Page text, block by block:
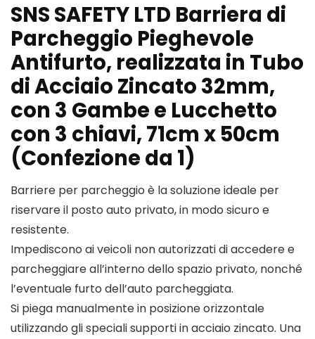
SNS SAFETY LTD Barriera di
Parcheggio Pieghevole
Antifurto, realizzata in Tubo
di Acciaio Zincato 32mm,
con 3 Gambe e Lucchetto
con 3 chiavi, 71cm x 50cm
(Confezione da 1)
Barriere per parcheggio è la soluzione ideale per
riservare il posto auto privato, in modo sicuro e
resistente.
Impediscono ai veicoli non autorizzati di accedere e
parcheggiare all’interno dello spazio privato, nonché
l’eventuale furto dell’auto parcheggiata.
Si piega manualmente in posizione orizzontale
utilizzando gli speciali supporti in acciaio zincato. Una